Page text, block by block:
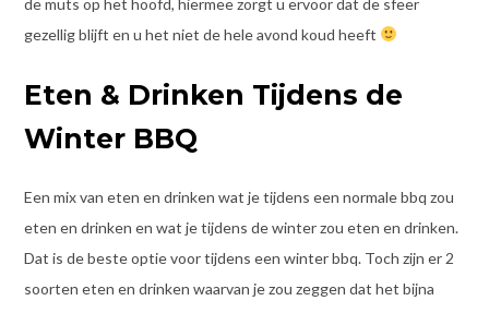
de muts op het hoofd, hiermee zorgt u ervoor dat de sfeer
gezellig blijft en u het niet de hele avond koud heeft
Eten & Drinken Tijdens de
Winter BBQ
Een mix van eten en drinken wat je tijdens een normale bbq zou
eten en drinken en wat je tijdens de winter zou eten en drinken.
Dat is de beste optie voor tijdens een winter bbq. Toch zijn er 2
soorten eten en drinken waarvan je zou zeggen dat het bijna